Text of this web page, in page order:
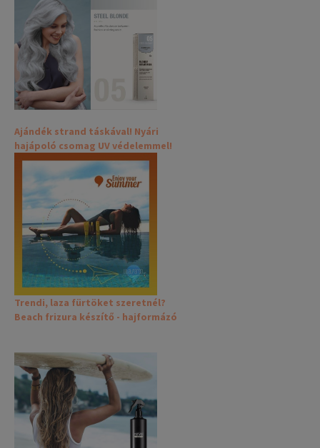
Ajándék strand táskával! Nyári
hajápoló csomag UV védelemmel!
Trendi, laza fürtöket szeretnél?
Beach frizura készítő - hajformázó